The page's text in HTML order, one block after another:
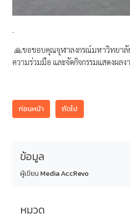
.
🙏ขอขอบคุณจุฬาลงกรณ์มหาวิทยาลั
ความร่วมมือ และจัดกิจกรรมแสดงผล
ก่อนหน้า ถัดไป
ข้อมูล
ผู้เขียน Media AccRevo
หมวด